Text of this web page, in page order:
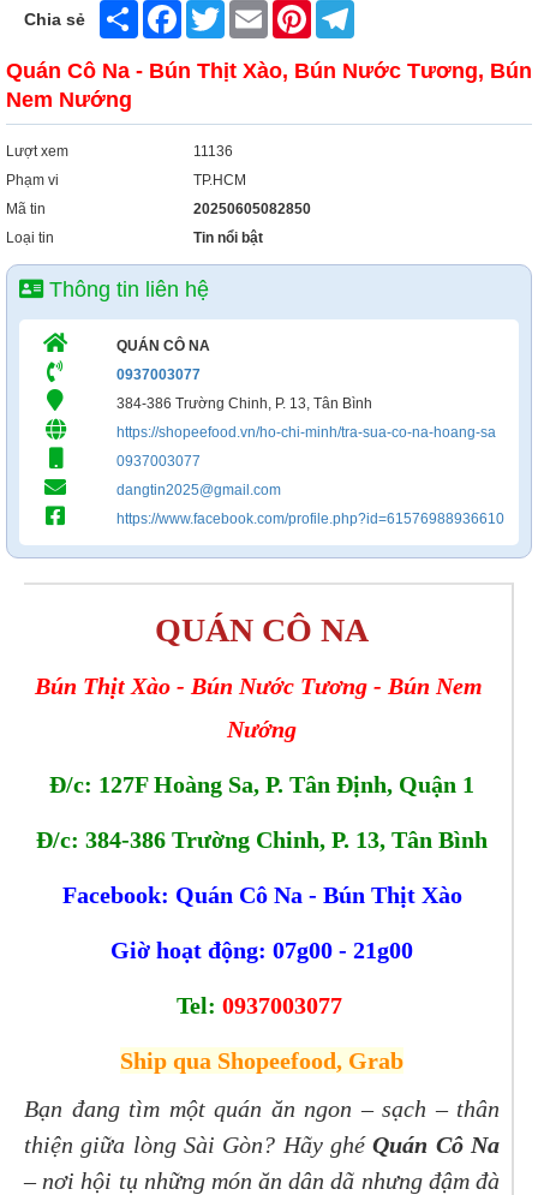
Chia sẻ Share FacebookTwitter Email Pinterest
Quán Cô Na - Bún Thịt Xào, Bún Nước Tương, Bún
Nem Nướng
Lượt xem
11136
Phạm vi
TP.HCM
Mã tin
20250605082850
Loại tin
Tin nổi bật
Thông tin liên hệ
QUÁN CÔ NA
0937003077
384-386 Trường Chinh, P. 13, Tân Bình
https://shopeefood.vn/ho-chi-minh/tra-sua-co-na-hoang-sa
0937003077
dangtin2025@gmail.com
https://www.facebook.com/profile.php?id=61576988936610
QUÁN CÔ NA
Bún Thịt Xào - Bún Nước Tương - Bún Nem
Nướng
Đ/c: 127F Hoàng Sa, P. Tân Định, Quận 1
Đ/c: 384-386 Trường Chinh, P. 13, Tân Bình
Facebook: Quán Cô Na - Bún Thịt Xào
Giờ hoạt động: 07g00 - 21g00
Tel: 0937003077
Ship qua Shopeefood, Grab
Bạn đang tìm một quán ăn ngon – sạch – thân
thiện giữa lòng Sài Gòn? Hãy ghéQuán Cô Na
– nơi hội tụ những món ăn dân dã nhưng đậm đà